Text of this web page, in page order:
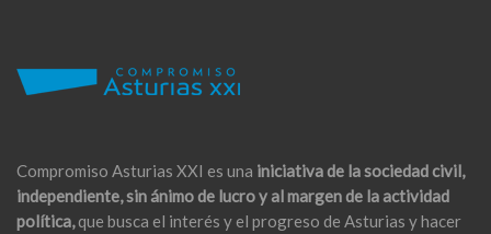
Compromiso Asturias XXI es una iniciativa de la sociedad civil,
independiente, sin ánimo de lucro y al margen de la actividad
política,que busca el interés y el progreso de Asturias y hacer